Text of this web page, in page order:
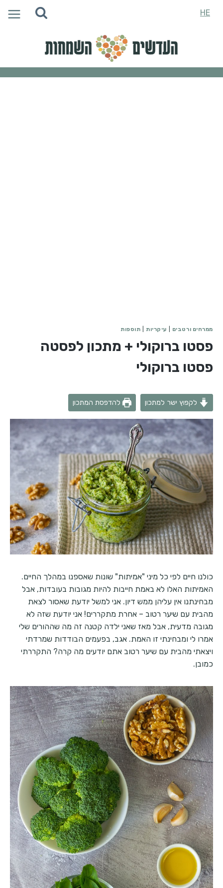
HE
ממרחים ורטבים עיקריות| תוספות
פסטו ברוקולי + מתכון לפסטה
פסטו ברוקולי
לקפוץ ישר למתכון להדפסת המתכון
כולנו חיים לפי כל מיני "אמיתות" שונות שאספנו במהלך החיים.
האמיתות האלו לא באמת חייבות להיות מגובות בעובדות, אבל
מבחינתנו אין עליהן ממש דיון. אני למשל יודעת שאסור לצאת
מהבית עם שיער רטוב – אחרת מתקררים! אני יודעת שזה לא
מגובה מדעית, אבל מאז שאני ילדה קטנה זה מה שההורים שלי
אמרו לי ומבחינתי זו האמת. אגב, בפעמים הבודדות שמרדתי
ויצאתי מהבית עם שיער רטוב אתם יודעים מה קרה? התקררתי
כמובן.